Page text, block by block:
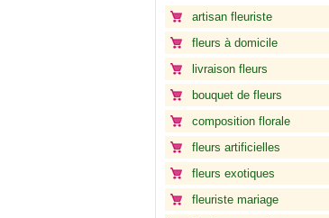
artisan fleuriste
fleurs à domicile
livraison fleurs
bouquet de fleurs
composition florale
fleurs artificielles
fleurs exotiques
fleuriste mariage